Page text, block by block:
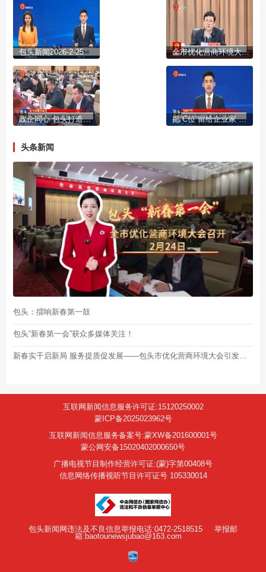
包头新闻2026-2-25 全市优化营商环境大会召开
政企同心 包头打造营商环境“强磁场” 把“C位”留给企业家 把发展写在春天里
头条新闻
包头：擂响新春第一鼓
包头“新春第一会”获众多媒体关注！
新春实干启新局 服务提质促发展——包头市优化营商环境大会引发反响
互联网新闻信息服务许可证:15120250002
蒙ICP备2025023962号
互联网新闻信息服务备案号:蒙XW备201600001号
蒙公网安备15020402000650号
广播电视节目制作经营许可证:(蒙)字第00408号
信息网络传播视听节目许可证号 105330014
包头新闻网违法及不良信息举报电话:0472-2518515
举报邮
箱:baotounewsjubao@163.com